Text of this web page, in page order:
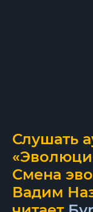
Слушать
Смена
Вадим